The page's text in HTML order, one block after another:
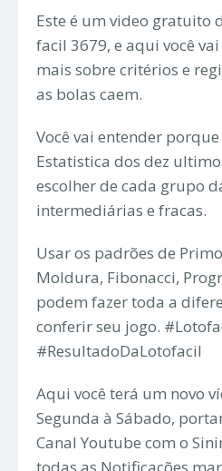
Este é um video gratuito
facil 3679, e aqui você
mais sobre critérios e
as bolas caem.
Você vai entender
Estatistica dos dez
escolher de cada grupo
intermediárias e fracas.
Usar os padrões de
Moldura, Fibonacci,
podem fazer toda a
conferir seu jogo.
#ResultadoDaLotofacil
Aqui você terá um novo
Segunda à Sábado,
Canal Youtube com o
todas as Notificações